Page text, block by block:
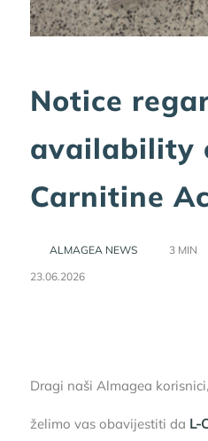
Notice
availability
Carnitine
ALMAGEA NEWS 3 MIN
23.06.2026
Dragi naši Almagea korisnici,
želimo vas obavijestiti da L-